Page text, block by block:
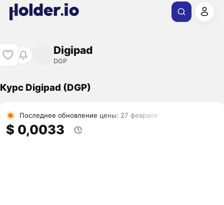
Digipad
DGP
Курс Digipad (DGP)
Последнее обновление цены: 27 февраля
$ 0,0033